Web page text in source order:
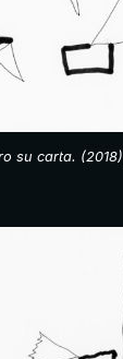
su carta. (2018)